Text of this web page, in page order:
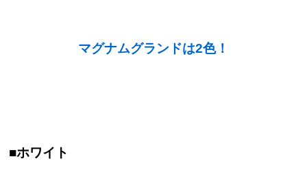
マグナムグランドは2色！
■ホワイト